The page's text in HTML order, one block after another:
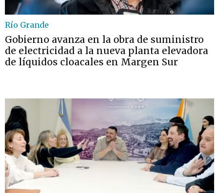
Río Grande
Gobierno avanza en la obra de suministro
de electricidad a la nueva planta elevadora
de líquidos cloacales en Margen Sur